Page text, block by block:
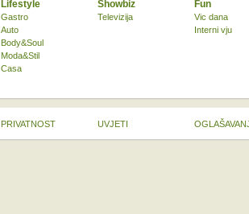
Lifestyle
Gastro
Auto
Body&Soul
Moda&Stil
Casa
Showbiz
Televizija
Fun
Vic dana
Interni vju
PRIVATNOST UVJETI